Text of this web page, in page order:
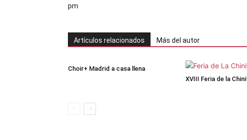
pm
Artículos relacionados Más del autor
Choir+ Madrid a casa llena
XVIII Feria de la